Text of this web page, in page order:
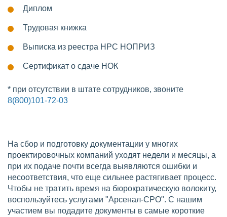
Диплом
Трудовая книжка
Выписка из реестра НРС НОПРИЗ
Сертификат о сдаче НОК
* при отсутствии в штате сотрудников, звоните
8(800)101-72-03
На сбор и подготовку документации у многих
проектировочных компаний уходят недели и месяцы, а
при их подаче почти всегда выявляются ошибки и
несоответствия, что еще сильнее растягивает процесс.
Чтобы не тратить время на бюрократическую волокиту,
воспользуйтесь услугами "Арсенал-СРО". С нашим
участием вы подадите документы в самые короткие